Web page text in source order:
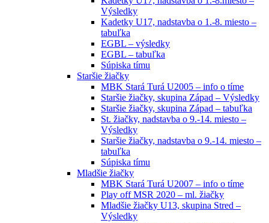
Výsledky
Kadetky U17, nadstavba o 1.-8. miesto –
tabuľka
EGBL – výsledky
EGBL – tabuľka
Súpiska tímu
Staršie žiačky
MBK Stará Turá U2005 – info o tíme
Staršie žiačky, skupina Západ – Výsledky
Staršie žiačky, skupina Západ – tabuľka
St. žiačky, nadstavba o 9.-14. miesto –
Výsledky
Staršie žiačky, nadstavba o 9.-14. miesto –
tabuľka
Súpiska tímu
Mladšie žiačky
MBK Stará Turá U2007 – info o tíme
Play off MSR 2020 – ml. žiačky
Mladšie žiačky U13, skupina Stred –
Výsledky